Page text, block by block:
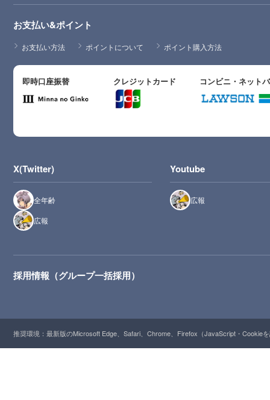
お支払い&ポイント
お支払い方法 ポイントについて ポイント購入方法
即時口座振替 クレジットカード コンビニ・ネット
X(Twitter)
全年齢
広報
Youtube
広報
採用情報（グループ一括採用）
推奨環境：最新版のMicrosoft Edge、Safari、Chrome、Firefox（JavaScript・Cookie